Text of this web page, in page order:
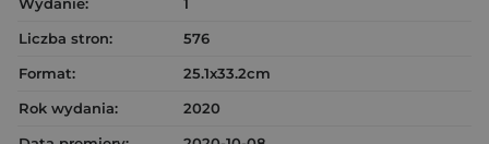
Liczba stron:
576
Format:
25.1x33.2cm
Rok wydania:
2020